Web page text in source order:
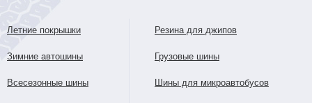
Летние покрышки
Зимние автошины
Всесезонные шины
Резина для джипов
Грузовые шины
Шины для микроавтобусов